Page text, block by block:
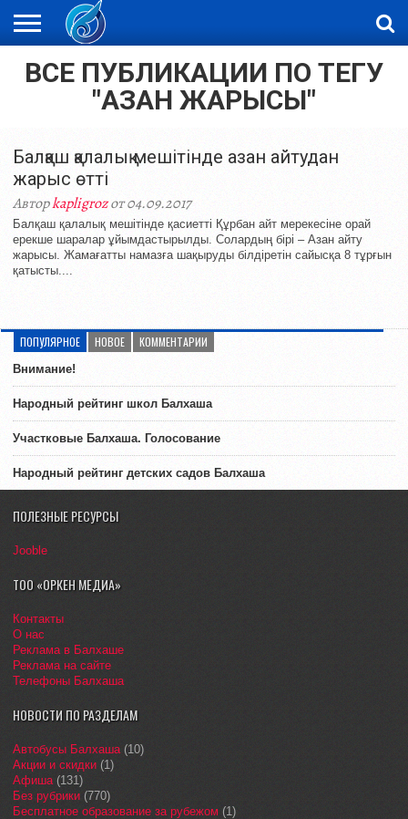
ЖАҢАЛЫҚТАР
НОВОСТИ
ВИДЕО
ФОТОРЕПОРТАЖИ
ОРКЕН
ВСЕ ПУБЛИКАЦИИ ПО ТЕГУ
"АЗАН ЖАРЫСЫ"
Балқаш қалалық мешітінде азан айтудан
жарыс өтті
Авторkapligrozот 04.09.2017
Балқаш қалалық мешітінде қасиетті Құрбан айт мерекесіне орай
ерекше шаралар ұйымдастырылды. Солардың бірі – Азан айту
жарысы. Жамағатты намазға шақыруды білдіретін сайысқа 8 тұрғын
қатысты....
ПОПУЛЯРНОЕ НОВОЕ КОММЕНТАРИИ
Внимание!
Народный рейтинг школ Балхаша
Участковые Балхаша. Голосование
Народный рейтинг детских садов Балхаша
ПОЛЕЗНЫЕ РЕСУРСЫ
Jooble
ТОО «ОРКЕН МЕДИА»
Контакты
О нас
Реклама в Балхаше
Реклама на сайте
Телефоны Балхаша
НОВОСТИ ПО РАЗДЕЛАМ
Автобусы Балхаша(10)
Акции и скидки (1)
Афиша(131)
Без рубрики (770)
Бесплатное образование за рубежом (1)